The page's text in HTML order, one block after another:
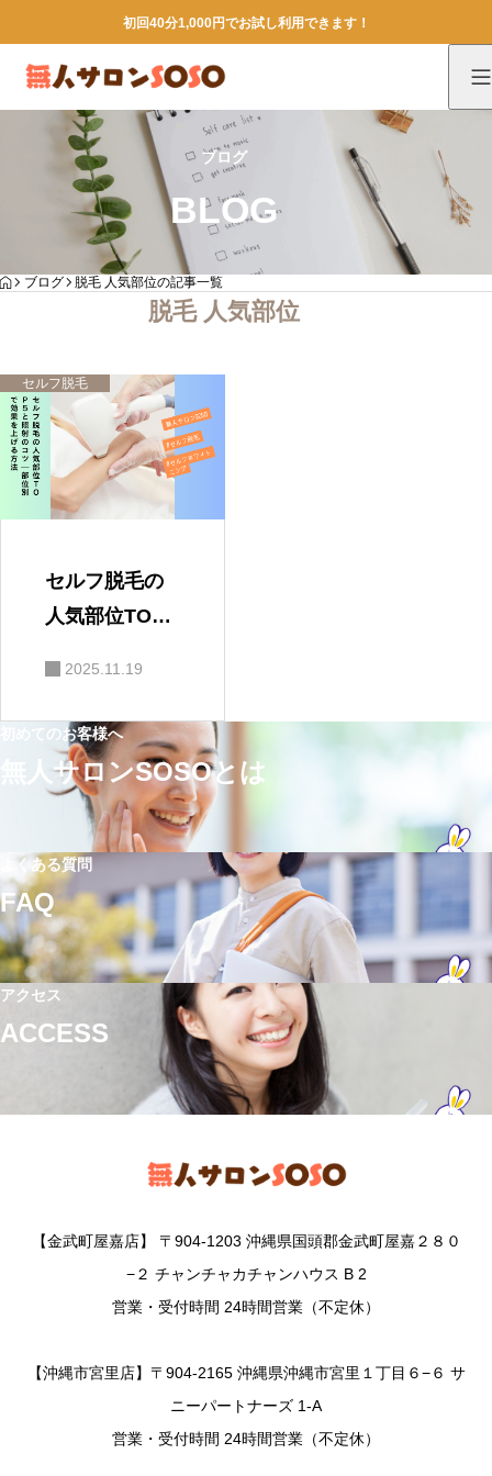
初回40分1,000円でお試し利用できます！
ブログ
BLOG
HOME
ブログ 脱毛 人気部位の記事一覧
脱毛 人気部位
セルフ脱毛
セルフ脱毛の
人気部位TOP5
果を上げる方
法
2025.11.19
初めてのお客様へ
無人サロンSOSOとは
よくある質問
FAQ
アクセス
ACCESS
【金武町屋嘉店】 〒904-1203 沖縄県国頭郡金武町屋嘉２８０
−２ チャンチャカチャンハウス B 2
営業・受付時間 24時間営業（不定休）
【沖縄市宮里店】〒904-2165 沖縄県沖縄市宮里１丁目６−６ サ
ニーパートナーズ 1-A
営業・受付時間 24時間営業（不定休）